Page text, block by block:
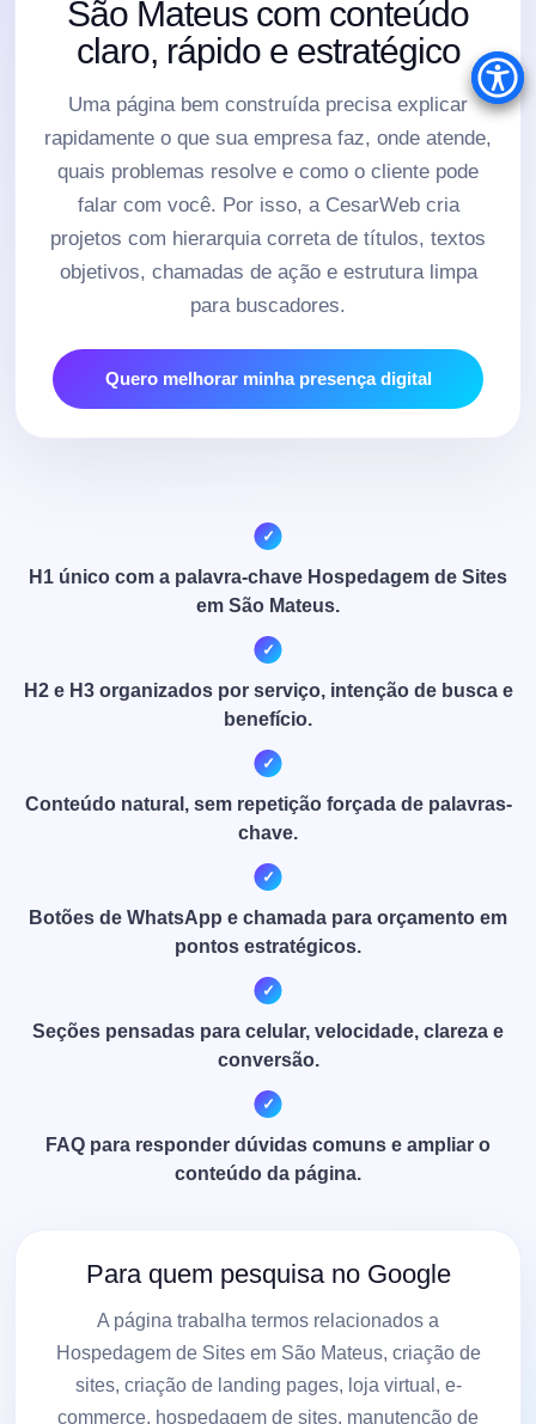
São Mateus com conteúdo
claro, rápido e estratégico
Uma página bem construída precisa explicar
rapidamente o que sua empresa faz, onde atende,
quais problemas resolve e como o cliente pode
falar com você. Por isso, a CesarWeb cria
projetos com hierarquia correta de títulos, textos
objetivos, chamadas de ação e estrutura limpa
para buscadores.
Quero melhorar minha presença digital
H1 único com a palavra-chave Hospedagem de Sites
em São Mateus.
H2 e H3 organizados por serviço, intenção de busca e
benefício.
Conteúdo natural, sem repetição forçada de palavras-
chave.
Botões de WhatsApp e chamada para orçamento em
pontos estratégicos.
Seções pensadas para celular, velocidade, clareza e
conversão.
FAQ para responder dúvidas comuns e ampliar o
conteúdo da página.
Para quem pesquisa no Google
A página trabalha termos relacionados a
Hospedagem de Sites em São Mateus, criação de
sites, criação de landing pages, loja virtual, e-
commerce, hospedagem de sites, manutenção de